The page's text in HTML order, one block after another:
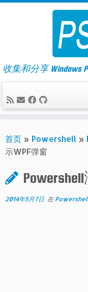
Skip
收集和分享 Windows
首页 » Powershell »
示WPF弹窗
2014年5月7日 在